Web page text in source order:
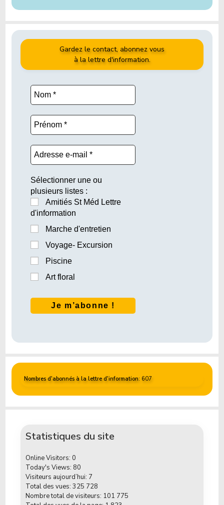
Gardez le contact, abonnez vous
à la lettre d'information.
Sélectionner une ou
plusieurs listes :
Amitiés St Méd Lettre
d'information
Marche d'entretien
Voyage- Excursion
Piscine
Art floral
Nombres d'abonnés à la lettre d'information: 607
Statistiques du site
Online Visitors: 0
Today's Views: 80
Visiteurs aujourd’hui: 7
Total des vues:325 728
Nombre total de visiteurs: 101 775